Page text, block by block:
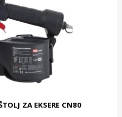
ZA EKSERE CN80